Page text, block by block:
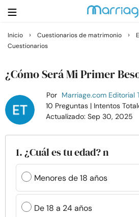
Buscar
Relaciones
Familia
Ayuda
Cursos
Inicio › Cuestionarios de matrimonio ›
Cuestionarios
¿Cómo Será Mi Primer
Por Marriage.com Editorial
10 Preguntas | Intentos
Actualizado: Sep 30, 2025
1. ¿Cuál es tu edad? n
Menores de 18 años
De 18 a 24 años